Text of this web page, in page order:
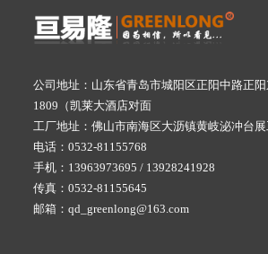
公司地址：山东省青岛市城阳区正阳中路正
1809（凯莱大酒店对面
工厂地址：佛山市南海区大沥镇黄岐泌冲台
电话：0532-81155768
手机：13963973695 / 13928241928
传真：0532-81155645
邮箱：qd_greenlong@163.com